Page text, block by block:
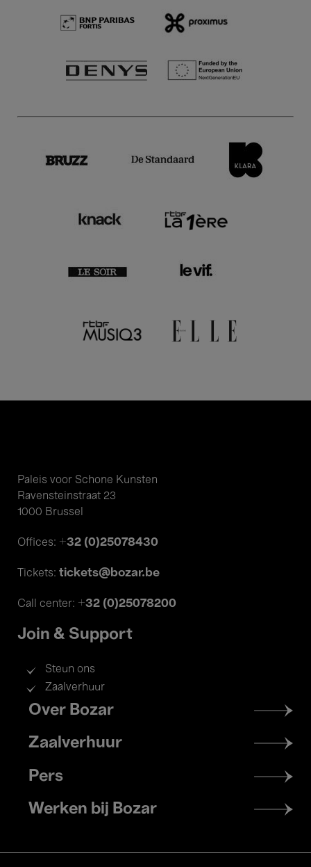
Paleis voor Schone Kunsten
Ravensteinstraat 23
1000 Brussel
Offices: +32 (0)25078430
Tickets: tickets@bozar.be
Call center: +32 (0)25078200
Join & Support
Steun ons
Zaalverhuur
Footer
menu
Over Bozar
Zaalverhuur
Pers
Werken bij Bozar